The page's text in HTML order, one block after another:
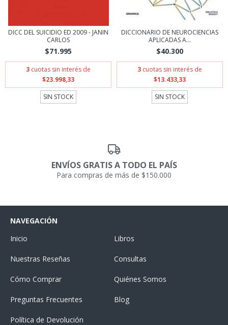
DICC DEL SUICIDIO ED 2009 - JANIN
CARLOS
$71.995
3 cuotas sin interés de
$23.998,33
SIN STOCK
DICCIONARIO DE NEUROCIENCIAS
APLICADAS A...
$40.300
3 cuotas sin interés de
$13.433,33
SIN STOCK
ENVÍOS GRATIS A TODO EL PAÍS
Para compras de más de $150.000
NAVEGACIÓN
Inicio
Libros
Nuestras Reseñas Consultas
Cómo Comprar Quiénes Somos
Preguntas Frecuentes Blog
Política de Devolución